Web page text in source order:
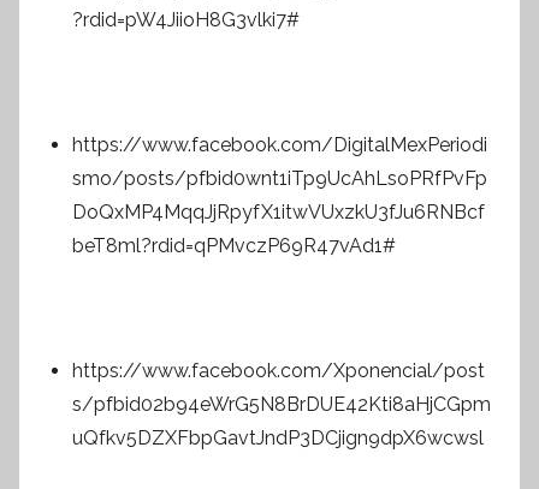
?rdid=pW4JiioH8G3vlki7#
https://www.facebook.com/DigitalMexPeriodi
smo/posts/pfbid0wnt1iTp9UcAhLsoPRfPvFp
DoQxMP4MqqJjRpyfX1itwVUxzkU3fJu6RNBcf
beT8ml?rdid=qPMvczP69R47vAd1#
https://www.facebook.com/Xponencial/post
s/pfbid02b94eWrG5N8BrDUE42Kti8aHjCGpm
uQfkv5DZXFbpGavtJndP3DCjign9dpX6wcwsl